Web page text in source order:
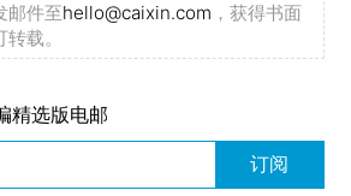
邮件至hello@caixin.com ，获得书面
载。
精选版电邮
订阅